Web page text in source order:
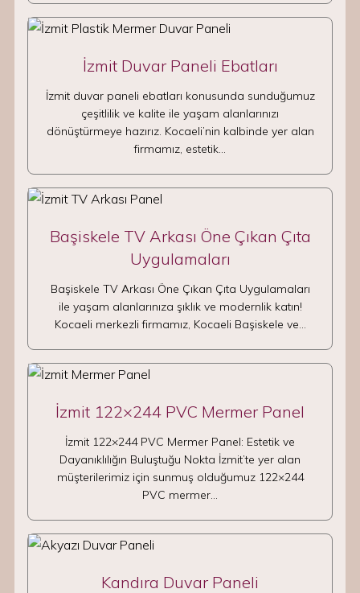
İzmit Duvar Paneli Ebatları
İzmit duvar paneli ebatları konusunda sunduğumuz
çeşitlilik ve kalite ile yaşam alanlarınızı
dönüştürmeye hazırız. Kocaeli’nin kalbinde yer alan
firmamız, estetik…
Başiskele TV Arkası Öne Çıkan Çıta
Uygulamaları
Başiskele TV Arkası Öne Çıkan Çıta Uygulamaları
ile yaşam alanlarınıza şıklık ve modernlik katın!
Kocaeli merkezli firmamız, Kocaeli Başiskele ve…
İzmit 122×244 PVC Mermer Panel
İzmit 122×244 PVC Mermer Panel: Estetik ve
Dayanıklılığın Buluştuğu Nokta İzmit’te yer alan
müşterilerimiz için sunmuş olduğumuz 122×244
PVC mermer…
Kandıra Duvar Paneli